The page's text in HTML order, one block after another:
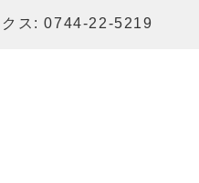
ス: 0744-22-5219